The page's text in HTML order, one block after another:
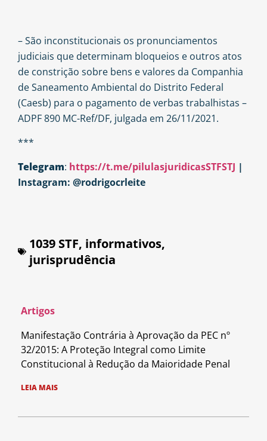
– São inconstitucionais os pronunciamentos
judiciais que determinam bloqueios e outros atos
de constrição sobre bens e valores da Companhia
de Saneamento Ambiental do Distrito Federal
(Caesb) para o pagamento de verbas trabalhistas –
ADPF 890 MC-Ref/DF, julgada em 26/11/2021.
***
Telegram: https://t.me/pilulasjuridicasSTFSTJ |
Instagram: @rodrigocrleite
1039 STF, informativos,
jurisprudência
Artigos
Manifestação Contrária à Aprovação da PEC nº
32/2015: A Proteção Integral como Limite
Constitucional à Redução da Maioridade Penal
LEIA MAIS